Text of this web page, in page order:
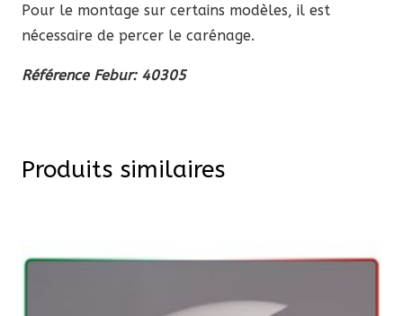
Pour le montage sur certains modèles, il est
nécessaire de percer le carénage.
Référence Febur: 40305
Produits similaires